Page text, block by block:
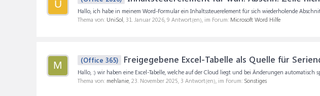
U
Hallo, ich habe in meinem Word-Formular ein Inhaltssteuerelement für sich wiederholende
Thema von: UniSol, 31. Januar 2026, 9 Antwort(en), im Forum: Microsoft Word Hilfe
M (Office 365) Freigegebene Excel-Tabelle als Quelle für
Hallo, :) wir haben eine Excel-Tabelle, welche auf der Cloud liegt und bei Änderungen automatisch
Thema von: mehlanie, 23. November 2025, 3 Antwort(en), im Forum: Sonstiges